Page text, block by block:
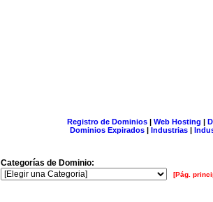
Registro de Dominios| Web Hosting |
Dominios Expirados | Industrias |
Categorías de Dominio:
[Pág.